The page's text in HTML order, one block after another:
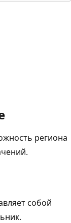
региона
собой